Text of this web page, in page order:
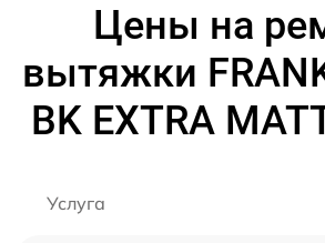
Цены на
вытяжки
BK EXTRA
Услуга